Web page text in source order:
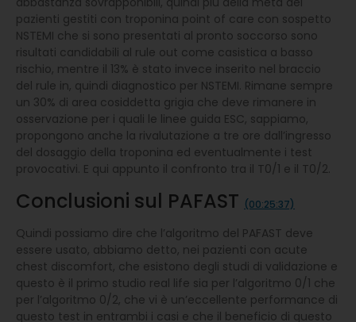
pazienti gestiti con troponina point of care con sospetto
NSTEMI che si sono presentati al pronto soccorso sono
risultati candidabili al rule out come casistica a basso
rischio, mentre il 13% è stato invece inserito nel braccio
del rule in, quindi diagnostico per NSTEMI. Rimane sempre
un 30% di area cosiddetta grigia che deve rimanere in
osservazione per i quali le linee guida ESC, sappiamo,
propongono anche la rivalutazione a tre ore dall’ingresso
del dosaggio della troponina ed eventualmente i test
provocativi. E qui appunto il confronto tra il T0/1 e il T0/2.
Conclusioni sul PAFAST (00:25:37)
Quindi possiamo dire che l’algoritmo del PAFAST deve
essere usato, abbiamo detto, nei pazienti con acute
chest discomfort, che esistono degli studi di validazione e
questo è il primo studio real life sia per l’algoritmo 0/1 che
per l’algoritmo 0/2, che vi è un’eccellente performance di
questo test in entrambi i casi e che il beneficio di questo